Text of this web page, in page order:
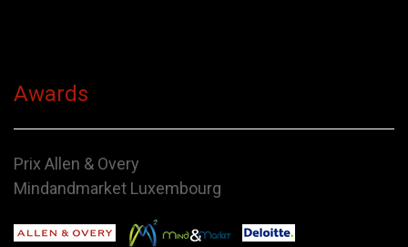
Awards
Prix Allen & Overy
Mindandmarket Luxembourg